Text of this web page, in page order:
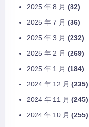
2025 年 8 月 (82)
2025 年 7 月 (36)
2025 年 3 月 (232)
2025 年 2 月 (269)
2025 年 1 月 (184)
2024 年 12 月 (235)
2024 年 11 月 (245)
2024 年 10 月 (255)